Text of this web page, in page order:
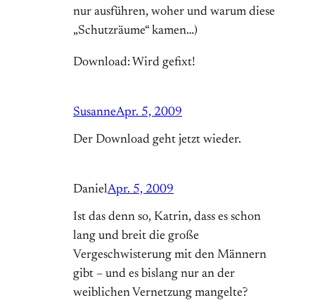
nur ausführen, woher und warum diese
„Schutzräume“ kamen…)
Download: Wird gefixt!
SusanneApr. 5, 2009
Der Download geht jetzt wieder.
DanielApr. 5, 2009
Ist das denn so, Katrin, dass es schon
lang und breit die große
Vergeschwisterung mit den Männern
gibt – und es bislang nur an der
weiblichen Vernetzung mangelte?